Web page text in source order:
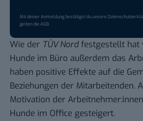
Mit deiner Anmeldung bestätigst du unsere
gelten dieAGB.
Wie der TÜV Nordfestgestellt hat
Hunde im Büro außerdem das
haben positive Effekte auf die
Beziehungen der Mitarbeitenden.
Motivation der
Hunde im Office gesteigert.